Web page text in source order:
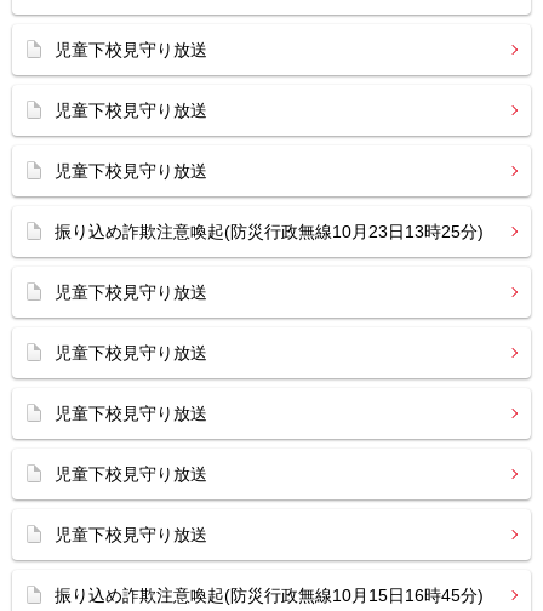
児童下校見守り放送
児童下校見守り放送
児童下校見守り放送
振り込め詐欺注意喚起(防災行政無線10月23日13時25分)
児童下校見守り放送
児童下校見守り放送
児童下校見守り放送
児童下校見守り放送
児童下校見守り放送
振り込め詐欺注意喚起(防災行政無線10月15日16時45分)